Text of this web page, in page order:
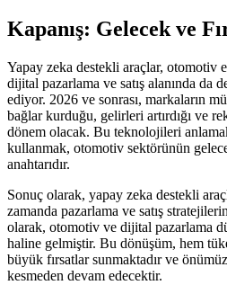
Kapanış: Gelecek ve
Yapay zeka destekli araçlar, otomotiv
dijital pazarlama ve satış alanında da
ediyor. 2026 ve sonrası, markaların
bağlar kurduğu, gelirleri artırdığı ve
dönem olacak. Bu teknolojileri
kullanmak, otomotiv sektörünün
anahtarıdır.
Sonuç olarak, yapay zeka destekli
zamanda pazarlama ve satış
olarak, otomotiv ve dijital pazarlama
haline gelmiştir. Bu dönüşüm, hem
büyük fırsatlar sunmaktadır ve
kesmeden devam edecektir.